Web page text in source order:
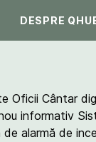
DESPRE
Oficii Cântar
informativ
de alarmă de